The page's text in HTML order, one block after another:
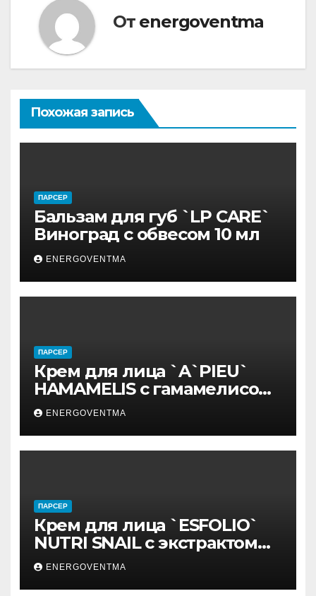
От energoventma
Похожая запись
ПАРСЕР
Бальзам для губ `LP CARE`
Виноград с обвесом 10 мл
ENERGOVENTMA
ПАРСЕР
Крем для лица `A`PIEU`
HAMAMELIS с гамамелисом
50 мл
ENERGOVENTMA
ПАРСЕР
Крем для лица `ESFOLIO`
NUTRI SNAIL с экстрактом
муцина улитки 200 мл
ENERGOVENTMA